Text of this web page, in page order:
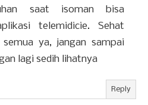
saat isoman bisa
telemidicie. Sehat
ya, jangan sampai
lagi sedih lihatnya
Reply